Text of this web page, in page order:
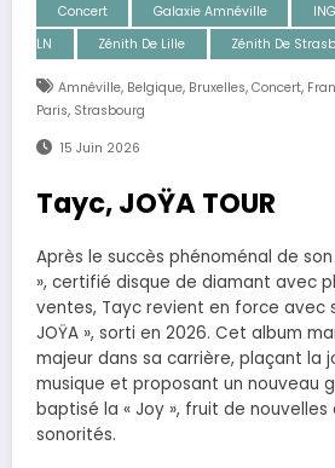
Concert
Galaxie Amnéville
LN
Zénith De Lille Zénith De
Amnéville, Belgique, Bruxelles, Concert,
Paris, Strasbourg
15 Juin 2026
Tayc, JOŸA TOUR
Après le succès phénoménal de son
», certifié disque de diamant avec
ventes, Tayc revient en force avec
JOŸA », sorti en 2026. Cet album
majeur dans sa carrière, plaçant la
musique et proposant un nouveau
baptisé la « Joy », fruit de
sonorités.